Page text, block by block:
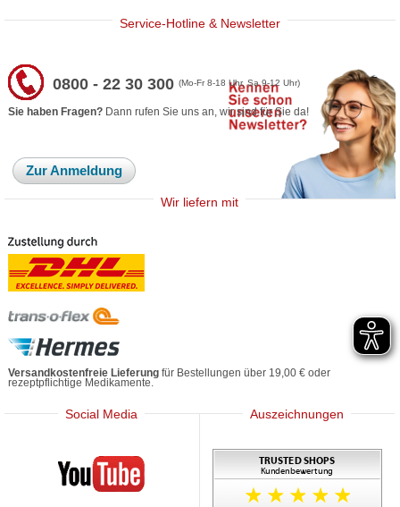
Service-Hotline & Newsletter
0800 - 22 30 300(Mo-Fr 8-18 Uhr, Sa 9-12 Uhr)
Sie haben Fragen? Dann rufen Sie uns an, wir sind für Sie da!
Zur Anmeldung
Wir liefern mit
Versandkostenfreie Lieferung für Bestellungen über 19,00 € oder
rezeptpflichtige Medikamente.
Social Media
Mediherz
Auszeichnungen